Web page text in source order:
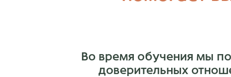
Во время обучения мы
доверительных